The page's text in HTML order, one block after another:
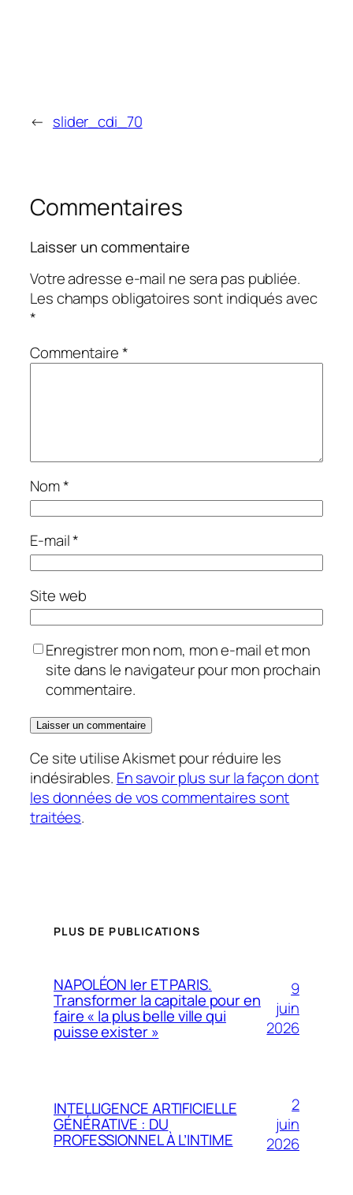
← slider_cdi_70
Commentaires
Laisser un commentaire
Votre adresse e-mail ne sera pas publiée.
Les champs obligatoires sont indiqués avec
*
Commentaire*
Nom*
E-mail*
Site web
Enregistrer mon nom, mon e-mail et mon
site dans le navigateur pour mon prochain
commentaire.
Ce site utilise Akismet pour réduire les
indésirables. En savoir plus sur la façon dont
les données de vos commentaires sont
traitées.
PLUS DE PUBLICATIONS
NAPOLÉON Ier ET PARIS.
Transformer la capitale pour en
faire « la plus belle ville qui
puisse exister »
9
juin
2026
INTELLIGENCE ARTIFICIELLE
GÉNÉRATIVE : DU
PROFESSIONNEL À L’INTIME
2
juin
2026